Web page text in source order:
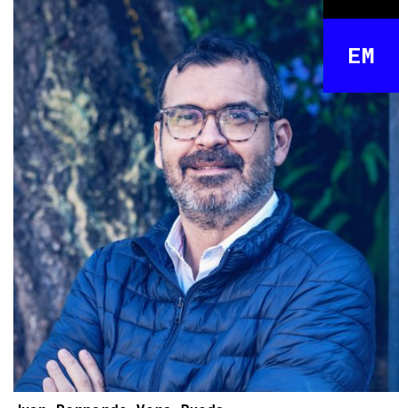
EM